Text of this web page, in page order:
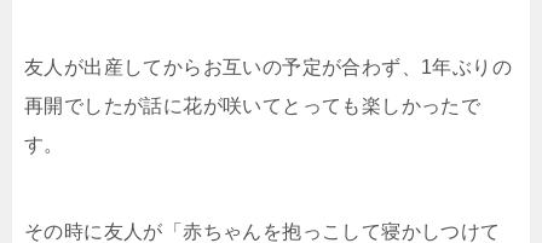
友人が出産してからお互いの予定が合わず、1年ぶりの
再開でしたが話に花が咲いてとっても楽しかったで
す。
その時に友人が「赤ちゃんを抱っこして寝かしつけて